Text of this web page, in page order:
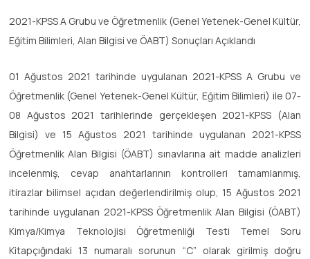
2021-KPSS A Grubu ve Öğretmenlik (Genel Yetenek-Genel Kültür,
Eğitim Bilimleri, Alan Bilgisi ve ÖABT) Sonuçları Açıklandı
01 Ağustos 2021 tarihinde uygulanan 2021-KPSS A Grubu ve
Öğretmenlik (Genel Yetenek-Genel Kültür, Eğitim Bilimleri) ile 07-
08 Ağustos 2021 tarihlerinde gerçekleşen 2021-KPSS (Alan
Bilgisi) ve 15 Ağustos 2021 tarihinde uygulanan 2021-KPSS
Öğretmenlik Alan Bilgisi (ÖABT) sınavlarına ait madde analizleri
incelenmiş, cevap anahtarlarının kontrolleri tamamlanmış,
itirazlar bilimsel açıdan değerlendirilmiş olup, 15 Ağustos 2021
tarihinde uygulanan 2021-KPSS Öğretmenlik Alan Bilgisi (ÖABT)
Kimya/Kimya Teknolojisi Öğretmenliği Testi Temel Soru
Kitapçığındaki 13 numaralı sorunun “C” olarak girilmiş doğru